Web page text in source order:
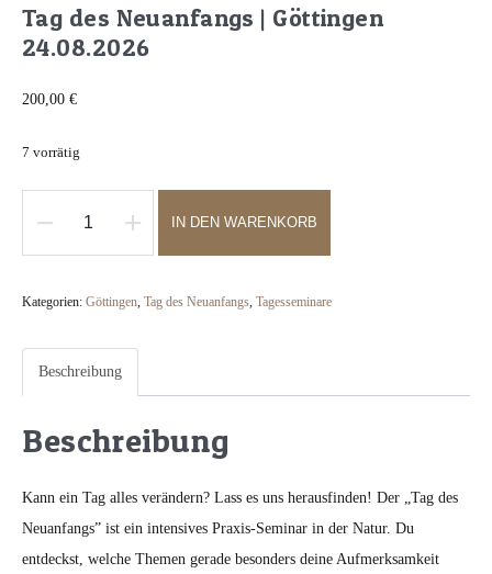
Tag des Neuanfangs | Göttingen
24.08.2026
200,00 €
7 vorrätig
Neuanfangs
IN DEN WARENKORB
Kategorien: Göttingen Tag des Neuanfangs Tagesseminare
Beschreibung
Beschreibung
Kann ein Tag alles verändern? Lass es uns herausfinden! Der „Tag des
Neuanfangs” ist ein intensives Praxis-Seminar in der Natur. Du
entdeckst, welche Themen gerade besonders deine Aufmerksamkeit